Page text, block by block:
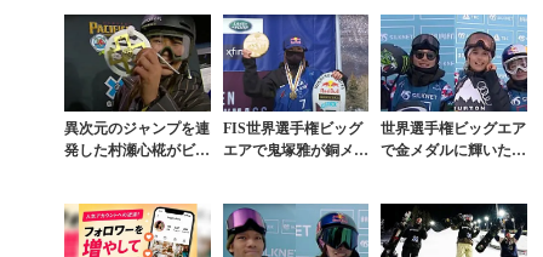
メダル獲得
占。男子は椋真と帝勝
が...
ツーフィニ...
異次元のジャンプを連
発した村瀬心椛がビッ
金メダル獲得
FIS世界選手権ビッグ
エアで鬼塚雅が銅メダ
世界選手権ビッグエア
で金メダルに輝いた長
銀